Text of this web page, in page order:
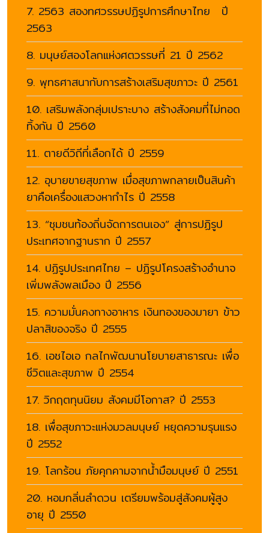
7. 2563 สองทศวรรษปฏิรูปการศึกษาไทย ปี
2563
8. มนุษย์สองโลกแห่งศตวรรษที่ 21 ปี 2562
9. พุทธศาสนากับการสร้างเสริมสุขภาวะ ปี 2561
10. เสริมพลังกลุ่มเปราะบาง สร้างสังคมที่ไม่ทอด
ทิ้งกัน ปี 2560
11. ตายดีวิถีที่เลือกได้ ปี 2559
12. อุบายขายสุขภาพ เมื่อสุขภาพกลายเป็นสินค้า
ยาคือเครื่องแสวงหากำไร ปี 2558
13. “ชุมชนท้องถิ่นจัดการตนเอง” สู่การปฏิรูป
ประเทศจากฐานราก ปี 2557
14. ปฏิรูปประเทศไทย – ปฏิรูปโครงสร้างอำนาจ
เพิ่มพลังพลเมือง ปี 2556
15. ความมั่นคงทางอาหาร เงินทองของมายา ข้าว
ปลาสิของจริง ปี 2555
16. เอชไอเอ กลไกพัฒนานโยบายสาธารณะ เพื่อ
ชีวิตและสุขภาพ ปี 2554
17. วิกฤตทุนนิยม สังคมมีโอกาส? ปี 2553
18. เพื่อสุขภาวะแห่งมวลมนุษย์ หยุดความรุนแรง
ปี 2552
19. โลกร้อน ภัยคุกคามจากน้ำมือมนุษย์ ปี 2551
20. หอมกลิ่นลำดวน เตรียมพร้อมสู่สังคมผู้สูง
อายุ ปี 2550